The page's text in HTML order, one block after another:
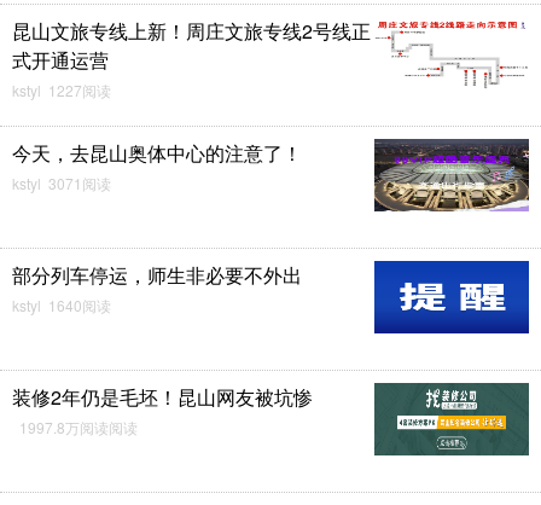
昆山文旅专线上新！周庄文旅专线2号线正
式开通运营
kstyl 1227阅读
今天，去昆山奥体中心的注意了！
kstyl 3071阅读
部分列车停运，师生非必要不外出
kstyl 1640阅读
装修2年仍是毛坯！昆山网友被坑惨
1997.8万阅读阅读